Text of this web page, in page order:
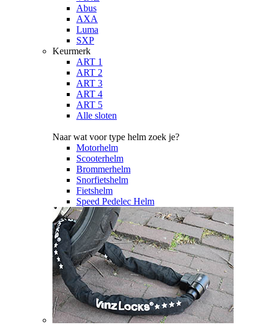
Abus
AXA
Luma
SXP
Keurmerk
ART 1
ART 2
ART 3
ART 4
ART 5
Alle sloten
Naar wat voor type helm zoek je?
Motorhelm
Scooterhelm
Brommerhelm
Snorfietshelm
Fietshelm
Speed Pedelec Helm